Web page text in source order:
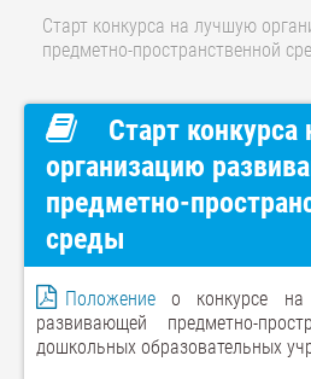
Старт конкурса на лучшую
предметно-пространственной
Старт
организацию
предметно-
среды
Положение о конкурсе на
развивающей предметно-
дошкольных образовательных